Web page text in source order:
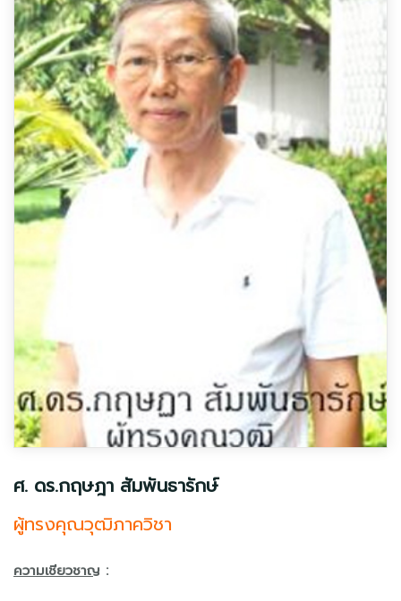
ศ. ดร.กฤษฎา สัมพันธารักษ์
ผู้ทรงคุณวุฒิภาควิชา
ความเชียวชาญ :